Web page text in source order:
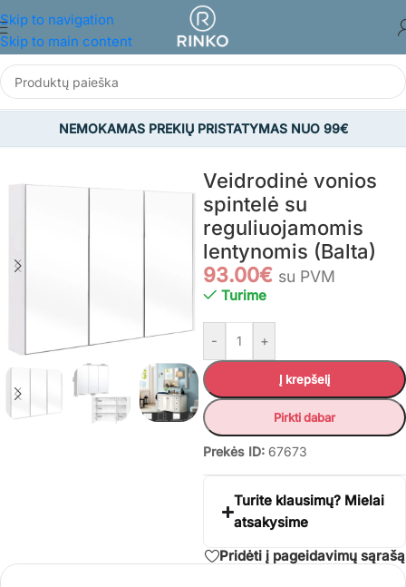
Skip to navigation
Skip to main content
NEMOKAMAS PREKIŲ PRISTATYMAS NUO 99€
Vonios kambario baldai/Pakabinamos vonios spintelės
Veidrodinė vonios
spintelė su
reguliuojamomis
lentynomis (Balta)
93.00€ su PVM
Turime
- +
Į krepšelį
Pirkti dabar
Prekės ID: 67673
Turite klausimų? Mielai
atsakysime
Pridėti į pageidavimų sąrašą